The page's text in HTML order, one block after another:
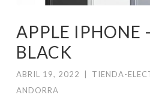
APPLE IPHONE
BLACK
ABRIL 19, 2022
TIENDA-
ANDORRA